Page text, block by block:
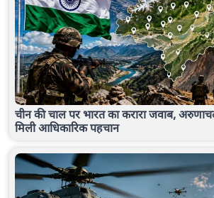
चीन की चाल पर भारत का करारा जवाब,
मिली आधिकारिक पहचान